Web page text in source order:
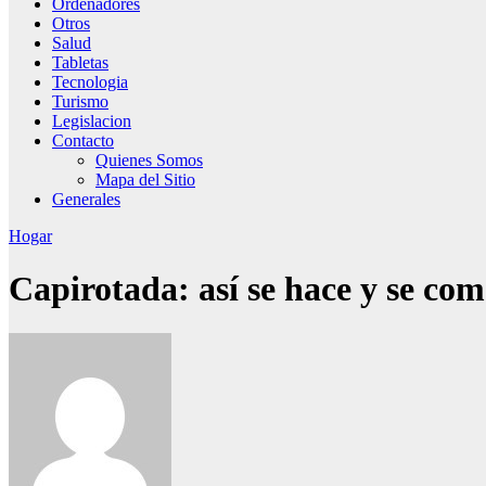
Otros
Salud
Tabletas
Tecnologia
Turismo
Legislacion
Contacto
Quienes Somos
Mapa del Sitio
Generales
Hogar
Capirotada: así se hace y se